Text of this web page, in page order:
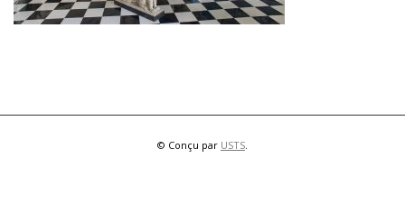
© Conçu par USTS.